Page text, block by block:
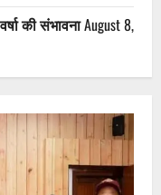
की संभावनाAugust 8,